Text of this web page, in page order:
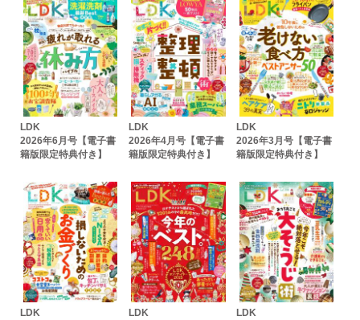
LDK
2026年6月号【電子書
籍版限定特典付き】
LDK
2026年4月号【電子書
籍版限定特典付き】
LDK
2026年3月号【電子書
籍版限定特典付き】
LDK
LDK
LDK